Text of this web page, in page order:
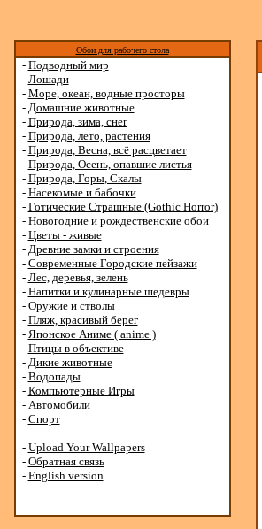
Обои для рабочего стола
- Подводный мир
- Лошади
- Море, океан, водные просторы
- Домашние животные
- Природа, зима, снег
- Природа, лето, растения
- Природа, Весна, всё расцветает
- Природа, Осень, опавшие листья
- Природа, Горы, Скалы
- Насекомые и бабочки
- Готические Страшные (Gothic Horror)
- Новогодние и рождественские обои
- Цветы - живые
- Древние замки и строения
- Современные Городские пейзажи
- Лес, деревья, зелень
- Напитки и кулинарные шедевры
- Оружие и стволы
- Пляж, красивый берег
- Японское Аниме ( anime )
- Птицы в объективе
- Дикие животные
- Водопады
- Компьютерные Игры
- Автомобили
- Спорт
- Upload Your Wallpapers
- Обратная связь
- English version